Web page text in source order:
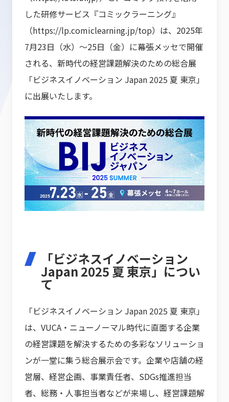
した研修サービス『コミックラーニング』
（https://lp.comiclearning.jp/top）は、2025年
7月23日（水）〜25日（金）に幕張メッセで開催
される、新時代の経営課題解決のための総合展
「ビジネスイノベーション Japan 2025 夏 東京」
に出展いたします。
「ビジネスイノベーション
Japan 2025 夏 東京」につい
て
「ビジネスイノベーション Japan 2025 夏 東京」
は、VUCA・ニューノーマル時代に直面する企業
の経営課題を解決するための多彩なソリューショ
ンが一堂に集う総合展示会です。企業や店舗の経
営層、経営企画、事業責任者、SDGs推進担当
者、総務・人事担当者などが来場し、経営課題解